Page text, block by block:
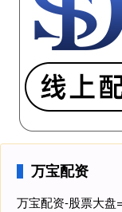
万宝配资
万宝配资-股票大盘